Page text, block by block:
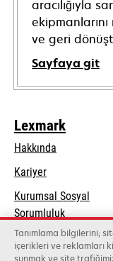
aracılığıyla
ekipmanlarını
ve geri
Sayfaya git
Lexmark
Hakkında
Kariyer
Kurumsal Sosyal
Sorumlulukopens
in
a
Sürdürülebilirlik
Tanımlama bilgilerini;
içerikleri ve reklamları
sunmak ve site